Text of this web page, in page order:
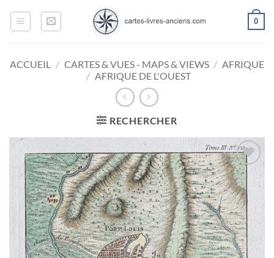
0
ACCUEIL / CARTES & VUES - MAPS & VIEWS / AFRIQUE
/ AFRIQUE DE L'OUEST
RECHERCHER
Ajouter
à la
wishlist